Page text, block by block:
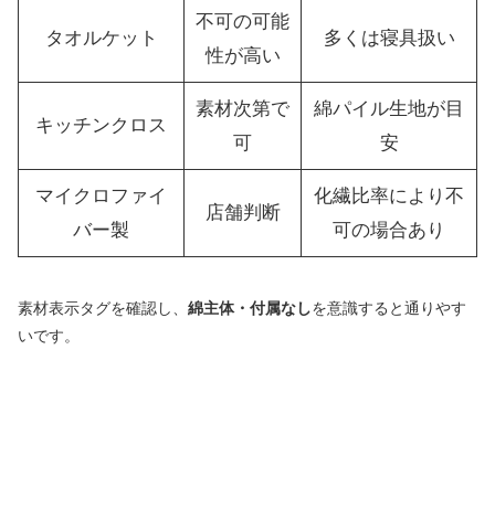
タオルケット
不可の可能
性が高い
多くは寝具扱い
キッチンクロス
素材次第で
可
綿パイル生地が目
安
マイクロファイ
バー製
店舗判断
化繊比率により不
可の場合あり
素材表示タグを確認し、 綿主体・付属なしを意識すると通りやす
いです。